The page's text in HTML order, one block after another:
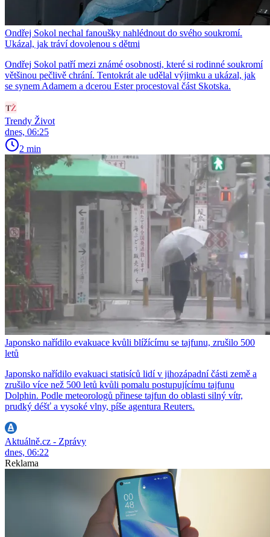
Ondřej Sokol nechal fanoušky nahlédnout do svého soukromí.
Ukázal, jak tráví dovolenou s dětmi
Ondřej Sokol patří mezi známé osobnosti, které si rodinné soukromí
většinou pečlivě chrání. Tentokrát ale udělal výjimku a ukázal, jak
se synem Adamem a dcerou Ester procestoval část Skotska.
Trendy Život
dnes, 06:25
2 min
Japonsko nařídilo evakuace kvůli blížícímu se tajfunu, zrušilo 500
letů
Japonsko nařídilo evakuaci statisíců lidí v jihozápadní části země a
zrušilo více než 500 letů kvůli pomalu postupujícímu tajfunu
Dolphin. Podle meteorologů přinese tajfun do oblasti silný vítr,
prudký déšť a vysoké vlny, píše agentura Reuters.
Aktuálně.cz - Zprávy
dnes, 06:22
Reklama